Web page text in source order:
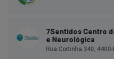
7Sentidos Centro
e Neurológica
Rua Cortinha 340,